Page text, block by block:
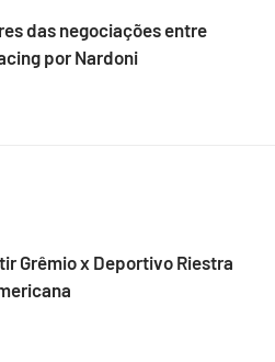
das negociações entre
por Nardoni
Grêmio x Deportivo Riestra